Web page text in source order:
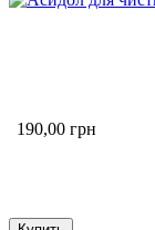
190,00 грн